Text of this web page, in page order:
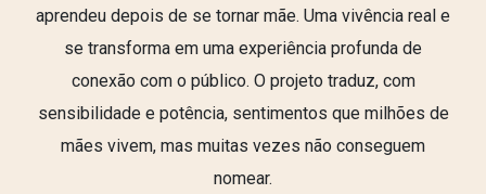
aprendeu depois de se tornar mãe. Uma vivência real e
se transforma em uma experiência profunda de
conexão com o público. O projeto traduz, com
sensibilidade e potência, sentimentos que milhões de
mães vivem, mas muitas vezes não conseguem
nomear.